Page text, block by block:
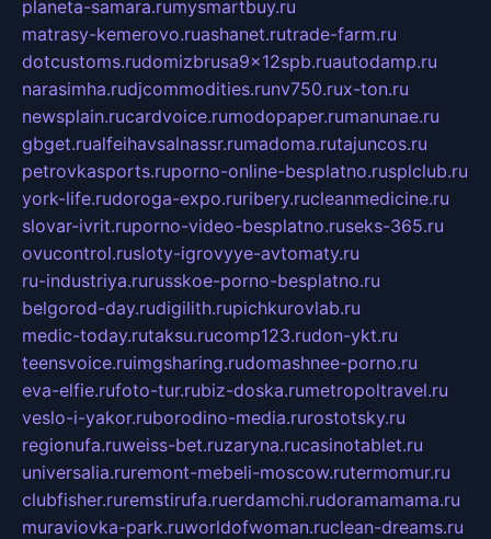
planeta-samara.rumysmartbuy.ru
matrasy-kemerovo.ruashanet.rutrade-farm.ru
dotcustoms.rudomizbrusa9x12spb.ruautodamp.ru
narasimha.rudjcommodities.runv750.rux-ton.ru
newsplain.rucardvoice.rumodopaper.rumanunae.ru
gbget.rualfeihavsalnassr.rumadoma.rutajuncos.ru
petrovkasports.ruporno-online-besplatno.rusplclub.ru
york-life.rudoroga-expo.ruribery.rucleanmedicine.ru
slovar-ivrit.ruporno-video-besplatno.ruseks-365.ru
ovucontrol.rusloty-igrovyye-avtomaty.ru
ru-industriya.rurusskoe-porno-besplatno.ru
belgorod-day.rudigilith.rupichkurovlab.ru
medic-today.rutaksu.rucomp123.rudon-ykt.ru
teensvoice.ruimgsharing.rudomashnee-porno.ru
eva-elfie.rufoto-tur.rubiz-doska.rumetropoltravel.ru
veslo-i-yakor.ruborodino-media.rurostotsky.ru
regionufa.ruweiss-bet.ruzaryna.rucasinotablet.ru
universalia.ruremont-mebeli-moscow.rutermomur.ru
clubfisher.ruremstirufa.ruerdamchi.rudoramamama.ru
muraviovka-park.ruworldofwoman.ruclean-dreams.ru